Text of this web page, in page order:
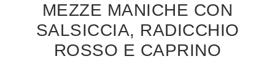
MEZZE MANICHE CON
SALSICCIA, RADICCHIO
ROSSO E CAPRINO